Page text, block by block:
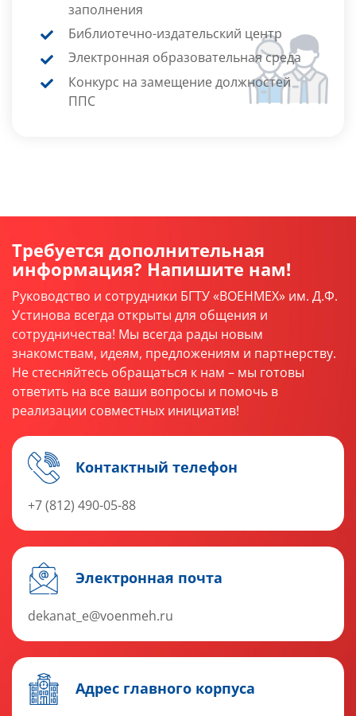
заполнения
Библиотечно-издательский центр
Электронная образовательная среда
Конкурс на замещение должностей
ППС
Требуется дополнительная
информация? Напишите нам!
Руководство и сотрудники БГТУ «ВОЕНМЕХ» им. Д.Ф.
Устинова всегда открыты для общения и
сотрудничества! Мы всегда рады новым
знакомствам, идеям, предложениям и партнерству.
Не стесняйтесь обращаться к нам – мы готовы
ответить на все ваши вопросы и помочь в
реализации совместных инициатив!
Контактный телефон
+7 (812) 490-05-88
Электронная почта
dekanat_e@voenmeh.ru
Адрес главного корпуса